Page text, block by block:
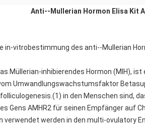
Anti--Mullerian Hormon Elisa Kit
in-vitrobestimmung des anti--Mullerian
Müllerian-inhibierendes Hormon (MIH),
Umwandlungswachstumsfaktor
in den Menschen sind,
Gens AMHR2 für seinen Empfänger auf
verwendet werden in den multi-ovulatory